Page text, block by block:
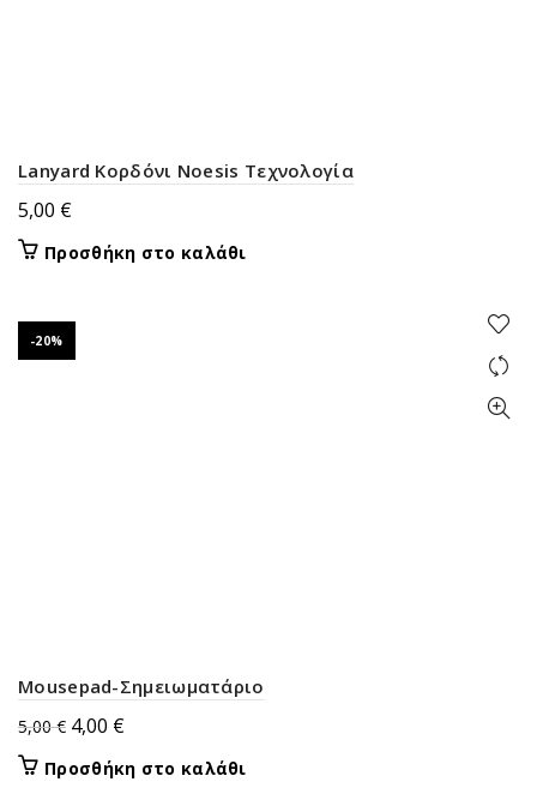
Lanyard Κορδόνι Noesis Τεχνολογία
5,00 €
Προσθήκη στο καλάθι
-20%
Mousepad-Σημειωματάριο
5,00€ Original
price
4,00 €Η
τιμή
Προσθήκη στο καλάθι